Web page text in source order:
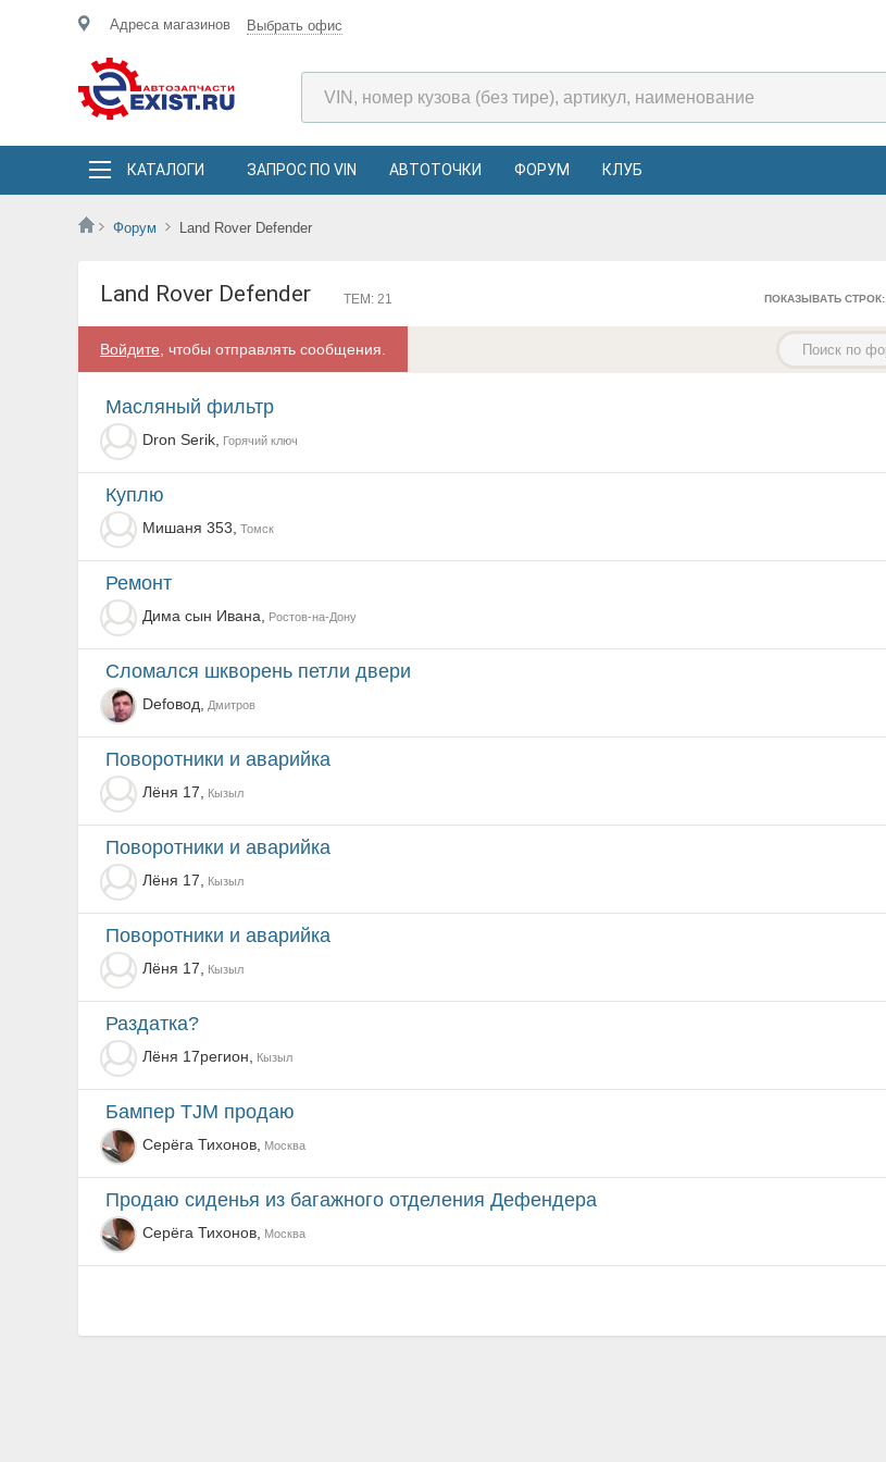
Адреса магазинов Выбрать офис
КАТАЛОГИ ЗАПРОС ПО VIN АВТОТОЧКИ ФОРУМ КЛУБ
Форум Land Rover Defender
Land Rover Defender ПОКАЗЫВАТЬ СТРОК:
ТЕМ: 21
Войдите , чтобы отправлять сообщения.
Масляный фильтр
Dron Serik, Горячий ключ
Куплю
Мишаня 353, Томск
Ремонт
Дима сын Ивана, Ростов-на-Дону
Сломался шкворень петли двери
Defовод, Дмитров
Поворотники и аварийка
Лёня 17, Кызыл
Поворотники и аварийка
Лёня 17, Кызыл
Поворотники и аварийка
Лёня 17, Кызыл
Раздатка?
Лёня 17регион, Кызыл
Бампер TJM продаю
Серёга Тихонов, Москва
Продаю сиденья из багажного отделения Дефендера
Серёга Тихонов, Москва